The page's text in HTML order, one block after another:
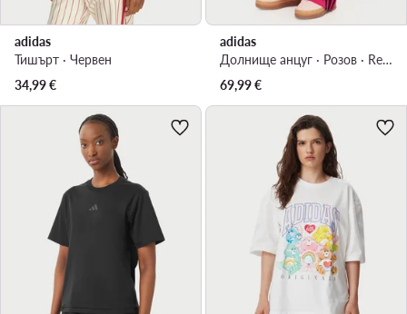
adidas
Тишърт · Червен
34,99€
adidas
Долнище анцуг · Розов · Relaxed Fit
69,99€